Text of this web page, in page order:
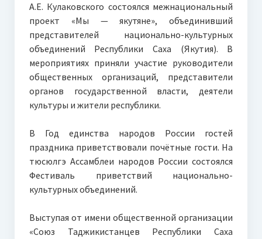
А.Е. Кулаковского состоялся межнациональный
проект «Мы — якутяне», объединивший
представителей национально-культурных
объединений Республики Саха (Якутия). В
мероприятиях приняли участие руководители
общественных организаций, представители
органов государственной власти, деятели
культуры и жители республики.
В Год единства народов России гостей
праздника приветствовали почётные гости. На
тюсюлгэ Ассамблеи народов России состоялся
Фестиваль приветствий национально-
культурных объединений.
Выступая от имени общественной организации
«Союз Таджикистанцев Республики Саха